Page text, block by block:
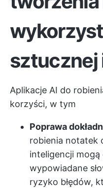
sztucznej
Aplikacje AI do
korzyści, w tym
Poprawa
robienia notatek
inteligencji mogą
wypowiadane
ryzyko błędów,